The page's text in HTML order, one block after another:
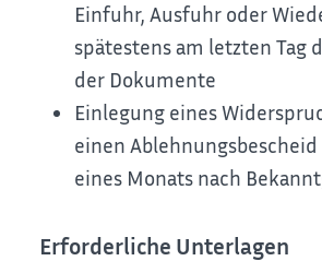
Einfuhr, Ausfuhr oder
spätestens am letzten Tag
der Dokumente
Einlegung eines
einen
eines Monats nach
Erforderliche Unterlagen